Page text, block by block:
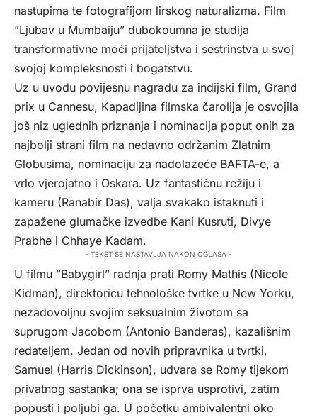
nastupima te fotografijom lirskog naturalizma. Film
”Ljubav u Mumbaiju” dubokoumna je studija
transformativne moći prijateljstva i sestrinstva u svoj
svojoj kompleksnosti i bogatstvu.
Uz u uvodu povijesnu nagradu za indijski film, Grand
prix u Cannesu, Kapadijina filmska čarolija je osvojila
još niz uglednih priznanja i nominacija poput onih za
najbolji strani film na nedavno održanim Zlatnim
Globusima, nominaciju za nadolazeće BAFTA-e, a
vrlo vjerojatno i Oskara. Uz fantastičnu režiju i
kameru (Ranabir Das), valja svakako istaknuti i
zapažene glumačke izvedbe Kani Kusruti, Divye
Prabhe i Chhaye Kadam.
- TEKST SE NASTAVLJA NAKON OGLASA -
U filmu ”Babygirl” radnja prati Romy Mathis (Nicole
Kidman), direktoricu tehnološke tvrtke u New Yorku,
nezadovoljnu svojim seksualnim životom sa
suprugom Jacobom (Antonio Banderas), kazališnim
redateljem. Jedan od novih pripravnika u tvrtki,
Samuel (Harris Dickinson), udvara se Romy tijekom
privatnog sastanka; ona se isprva usprotivi, zatim
popusti i poljubi ga. U početku ambivalentni oko